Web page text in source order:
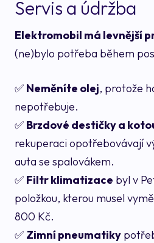
Servis a údržba
Elektromobil má levnější
(ne)bylo potřeba během
✅ Neměníte olej, protože
nepotřebuje.
✅ Brzdové destičky a
rekuperaci opotřebovávají
auta se spalovákem.
✅ Filtr klimatizace byl v
položkou, kterou musel
800 Kč.
✅ Zimní pneumatiky